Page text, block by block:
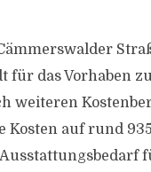
für das Vorhaben
weiteren
auf rund